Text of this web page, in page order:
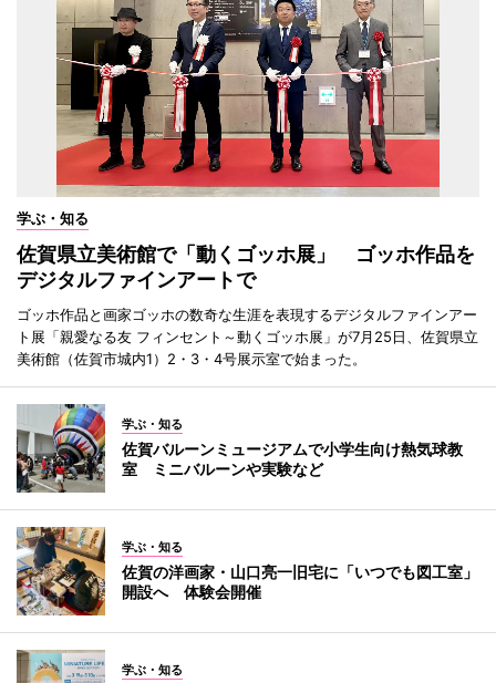
学ぶ・知る
佐賀県立美術館で「動くゴッホ展」 ゴッホ作品を
デジタルファインアートで
ゴッホ作品と画家ゴッホの数奇な生涯を表現するデジタルファインアー
ト展「親愛なる友 フィンセント～動くゴッホ展」が7月25日、佐賀県立
美術館（佐賀市城内1）2・3・4号展示室で始まった。
学ぶ・知る
佐賀バルーンミュージアムで小学生向け熱気球教
室 ミニバルーンや実験など
学ぶ・知る
佐賀の洋画家・山口亮一旧宅に「いつでも図工室」
開設へ 体験会開催
学ぶ・知る